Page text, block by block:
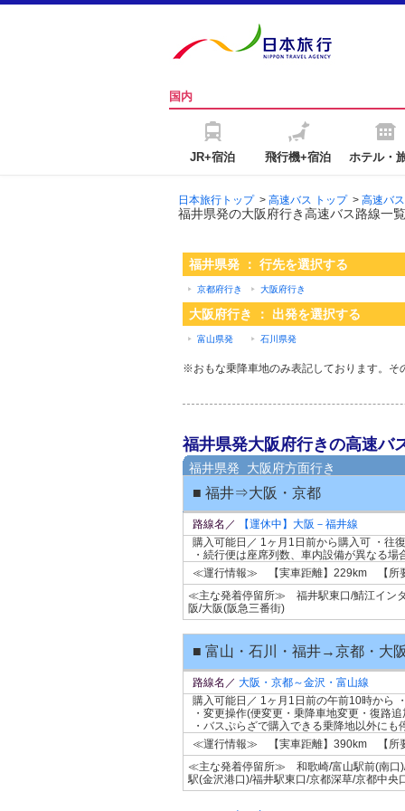
国内
JR+宿泊 飛行機+宿泊 ホテル・
日本旅行トップ> 高速バス トップ> 高速バ
福井県発の大阪府行き高速バス路線一
福井県発 ： 行先を選択する
京都府行き 大阪府行き
大阪府行き ： 出発を選択する
富山県発 石川県発
※おもな乗降車地のみ表記しております。そ
福井県発大阪府行きの高速バ
福井県発 大阪府方面行き
■ 福井⇒大阪・京都
路線名／ 【運休中】大阪－福井線
購入可能日／ 1ヶ月1日前から購入可 ・往
・続行便は座席列数、車内設備が異なる場
≪運行情報≫ 【実車距離】229km 【所
≪主な発着停留所≫ 福井駅東口/鯖江イン
阪/大阪(阪急三番街)
■ 富山・石川・福井→京都・大阪
路線名／ 大阪・京都～金沢・富山線
購入可能日／ 1ヶ月1日前の午前10時から
・変更操作(便変更・乗降車地変更・復路
・バスぷらざで購入できる乗降地以外にも
≪運行情報≫ 【実車距離】390km 【所
≪主な発着停留所≫ 和歌崎/富山駅前(南口
駅(金沢港口)/福井駅東口/京都深草/京都中